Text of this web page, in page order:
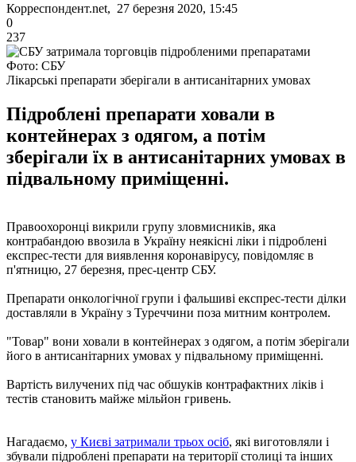
Корреспондент.net, 27 березня 2020, 15:45
0
237
Фото: СБУ
Лікарські препарати зберігали в антисанітарних умовах
Підроблені препарати ховали в
контейнерах з одягом, а потім
зберігали їх в антисанітарних умовах в
підвальному приміщенні.
Правоохоронці викрили групу зловмисників, яка
контрабандою ввозила в Україну неякісні ліки і підроблені
експрес-тести для виявлення коронавірусу, повідомляє в
п'ятницю, 27 березня, прес-центр СБУ.
Препарати онкологічної групи і фальшиві експрес-тести ділки
доставляли в Україну з Туреччини поза митним контролем.
"Товар" вони ховали в контейнерах з одягом, а потім зберігали
його в антисанітарних умовах у підвальному приміщенні.
Вартість вилучених під час обшуків контрафактних ліків і
тестів становить майже мільйон гривень.
Нагадаємо, у Києві затримали трьох осіб, які виготовляли і
збували підроблені препарати на території столиці та інших